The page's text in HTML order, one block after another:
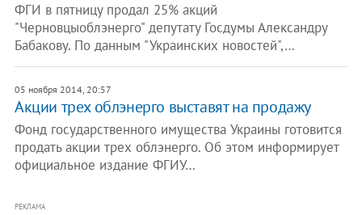
ФГИ в пятницу продал 25% акций
"Черновцыоблэнерго" депутату Госдумы Александру
Бабакову. По данным "Украинских новостей",…
05 ноября 2014, 20:57
Акции трех облэнерго выставят на продажу
Фонд государственного имущества Украины готовится
продать акции трех облэнерго. Об этом информирует
официальное издание ФГИУ…
РЕКЛАМА